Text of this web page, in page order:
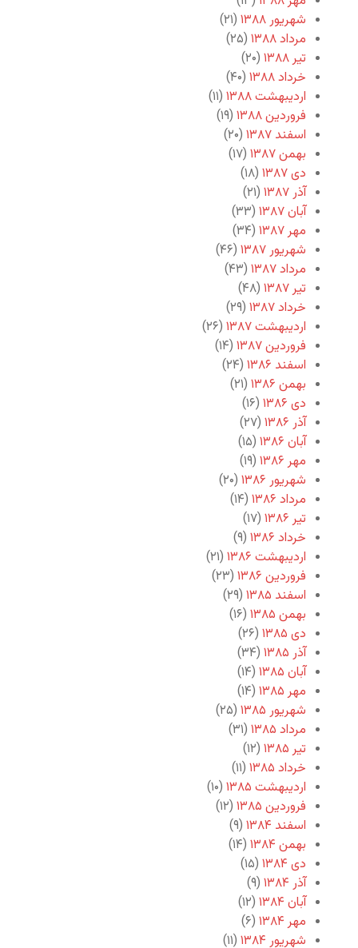
شهریور ۱۳۸۸
(۲۱)
مرداد ۱۳۸۸
(۲۵)
تیر ۱۳۸۸
(۲۰)
خرداد ۱۳۸۸
(۴۰)
اردیبهشت ۱۳۸۸
(۱۱)
فروردین ۱۳۸۸
(۱۹)
اسفند ۱۳۸۷
(۲۰)
بهمن ۱۳۸۷
(۱۷)
دی ۱۳۸۷
(۱۸)
آذر ۱۳۸۷
(۲۱)
آبان ۱۳۸۷
(۳۳)
مهر ۱۳۸۷
(۳۴)
شهریور ۱۳۸۷
(۴۶)
مرداد ۱۳۸۷
(۴۳)
تیر ۱۳۸۷
(۴۸)
خرداد ۱۳۸۷
(۲۹)
اردیبهشت ۱۳۸۷
(۲۶)
فروردین ۱۳۸۷
(۱۴)
اسفند ۱۳۸۶
(۲۴)
بهمن ۱۳۸۶
(۲۱)
دی ۱۳۸۶
(۱۶)
آذر ۱۳۸۶
(۲۷)
آبان ۱۳۸۶
(۱۵)
مهر ۱۳۸۶
(۱۹)
شهریور ۱۳۸۶
(۲۰)
مرداد ۱۳۸۶
(۱۴)
تیر ۱۳۸۶
(۱۷)
خرداد ۱۳۸۶
(۹)
اردیبهشت ۱۳۸۶
(۲۱)
فروردین ۱۳۸۶
(۲۳)
اسفند ۱۳۸۵
(۲۹)
بهمن ۱۳۸۵
(۱۶)
دی ۱۳۸۵
(۲۶)
آذر ۱۳۸۵
(۳۴)
آبان ۱۳۸۵
(۱۴)
مهر ۱۳۸۵
(۱۴)
شهریور ۱۳۸۵
(۲۵)
مرداد ۱۳۸۵
(۳۱)
تیر ۱۳۸۵
(۱۲)
خرداد ۱۳۸۵
(۱۱)
اردیبهشت ۱۳۸۵
(۱۰)
فروردین ۱۳۸۵
(۱۲)
اسفند ۱۳۸۴
(۹)
بهمن ۱۳۸۴
(۱۴)
دی ۱۳۸۴
(۱۵)
آذر ۱۳۸۴
(۹)
آبان ۱۳۸۴
(۱۲)
مهر ۱۳۸۴
(۶)
شهریور ۱۳۸۴
(۱۱)